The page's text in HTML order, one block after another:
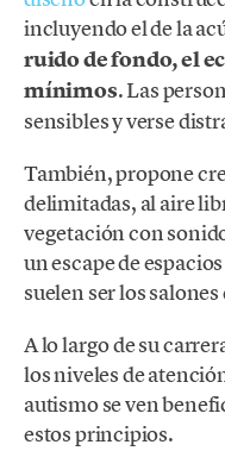
incluyendo el de la
ruido de fondo, el
mínimos. Las
sensibles y verse
También, propone
delimitadas, al aire
vegetación con
un escape de
suelen ser los salones
A lo largo de su
los niveles de
autismo se ven
estos principios.